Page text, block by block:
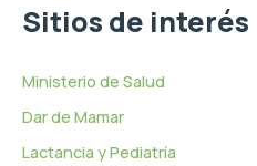
Sitios de interés
Ministerio de Salud
Dar de Mamar
Lactancia y Pediatría